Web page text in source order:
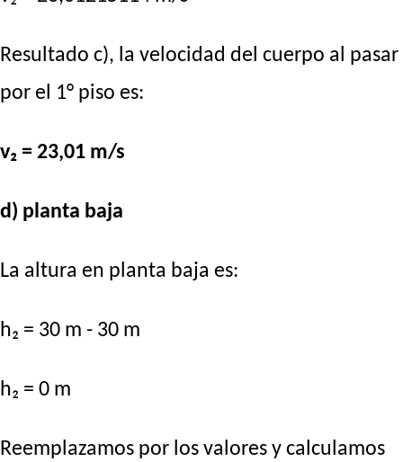
Resultado c), la velocidad del cuerpo al pasar
por el 1° piso es:
v₂ = 23,01 m/s
d) planta baja
La altura en planta baja es:
h₂ = 30 m - 30 m
h₂ = 0 m
Reemplazamos por los valores y calculamos